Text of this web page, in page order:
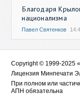
Благодаря
национализма
Павел Святенков
Copyright © 1999-2025
Лицензия Минпечати
При полном или
АПН обязательна